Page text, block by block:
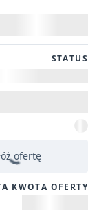
STATUS
ofertę
KWOTA OFERTY